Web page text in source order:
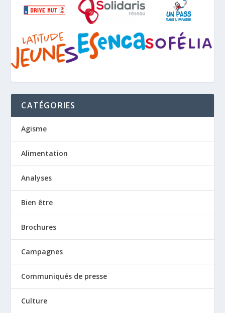
CATÉGORIES
Agisme
Alimentation
Analyses
Bien être
Brochures
Campagnes
Communiqués de presse
Culture